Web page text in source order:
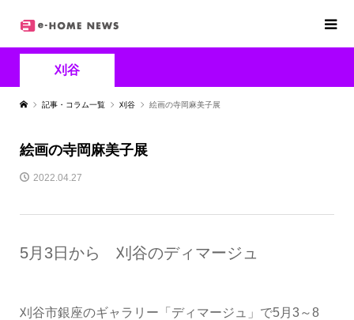
刈谷
記事・コラム一覧 刈谷 絵画の寺岡麻美子展
絵画の寺岡麻美子展
2022.04.27
5月3日から 刈谷のディマージュ
刈谷市銀座のギャラリー「ディマージュ」で5月3～8